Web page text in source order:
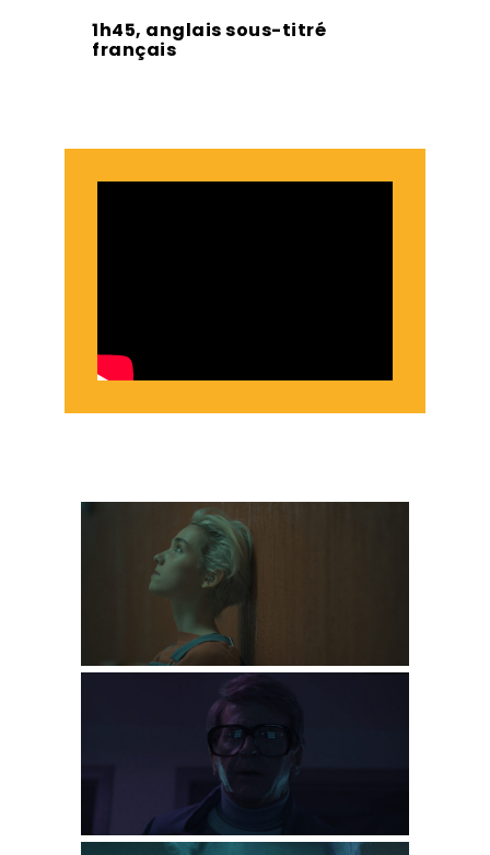
1h45, anglais sous-titré
français